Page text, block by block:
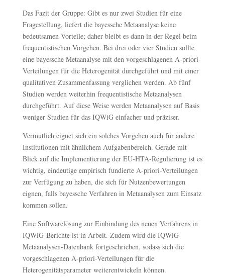
Das Fazit der Gruppe: Gibt es nur zwei Studien für eine
Fragestellung, liefert die bayessche Metaanalyse keine
bedeutsamen Vorteile; daher bleibt es dann in der Regel beim
frequentistischen Vorgehen. Bei drei oder vier Studien sollte
eine bayessche Metaanalyse mit den vorgeschlagenen A-priori-
Verteilungen für die Heterogenität durchgeführt und mit einer
qualitativen Zusammenfassung verglichen werden. Ab fünf
Studien werden weiterhin frequentistische Metaanalysen
durchgeführt. Auf diese Weise werden Metaanalysen auf Basis
weniger Studien für das IQWiG einfacher und präziser.
Vermutlich eignet sich ein solches Vorgehen auch für andere
Institutionen mit ähnlichem Aufgabenbereich. Gerade mit
Blick auf die Implementierung der EU-HTA-Regulierung ist es
wichtig, eindeutige empirisch fundierte A-priori-Verteilungen
zur Verfügung zu haben, die sich für Nutzenbewertungen
eignen, falls bayessche Verfahren in Metaanalysen zum Einsatz
kommen sollen.
Eine Softwarelösung zur Einbindung des neuen Verfahrens in
IQWiG-Berichte ist in Arbeit. Zudem wird die IQWiG-
Metaanalysen-Datenbank fortgeschrieben, sodass sich die
vorgeschlagenen A-priori-Verteilungen für die
Heterogenitätsparameter weiterentwickeln können.